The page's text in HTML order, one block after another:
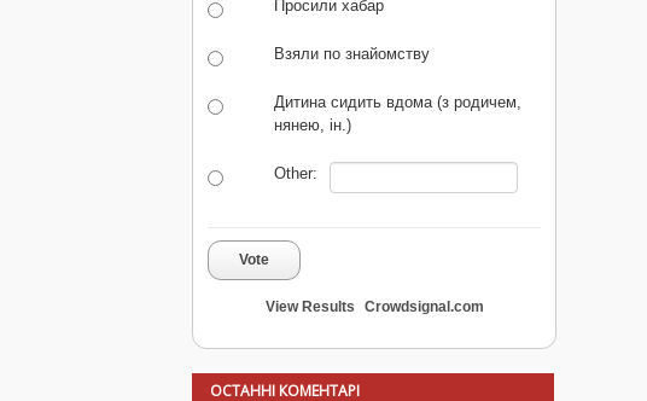
Просили хабар
Взяли по знайомству
Дитина сидить вдома (з родичем,
нянею, ін.)
Other:
Vote
View Results Crowdsignal.com
ОСТАННІ КОМЕНТАРІ